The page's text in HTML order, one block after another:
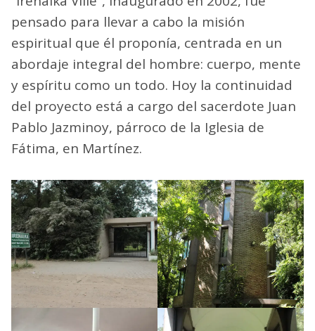
pensado para llevar a cabo la misión
espiritual que él proponía, centrada en un
abordaje integral del hombre: cuerpo, mente
y espíritu como un todo. Hoy la continuidad
del proyecto está a cargo del sacerdote Juan
Pablo Jazminoy, párroco de la Iglesia de
Fátima, en Martínez.